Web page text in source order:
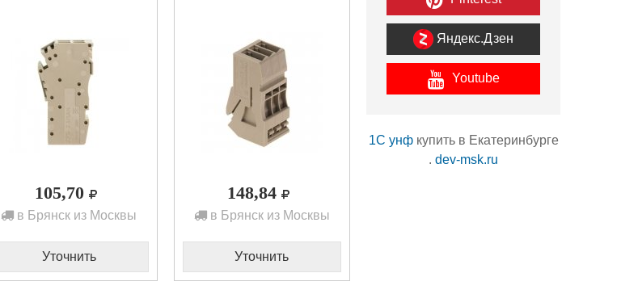
105,70
в Брянск из Москвы
Уточнить
148,84
в Брянск из Москвы
Уточнить
Яндекс.Дзен
Youtube
1С унфкупить в Екатеринбурге
. dev-msk.ru